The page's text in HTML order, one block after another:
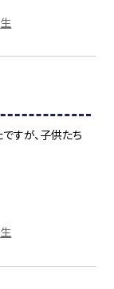
すが、子供たち